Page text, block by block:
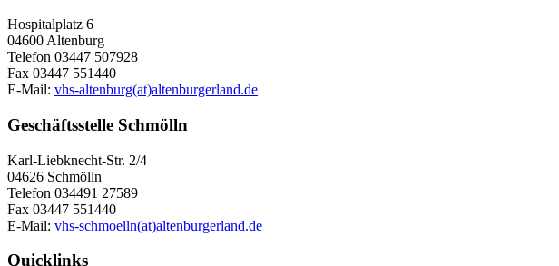
Hospitalplatz 6
04600 Altenburg
Telefon 03447 507928
Fax 03447 551440
E-Mail: vhs-altenburg(at)altenburgerland.de
Geschäftsstelle Schmölln
Karl-Liebknecht-Str. 2/4
04626 Schmölln
Telefon 034491 27589
Fax 03447 551440
E-Mail: vhs-schmoelln(at)altenburgerland.de
Quicklinks